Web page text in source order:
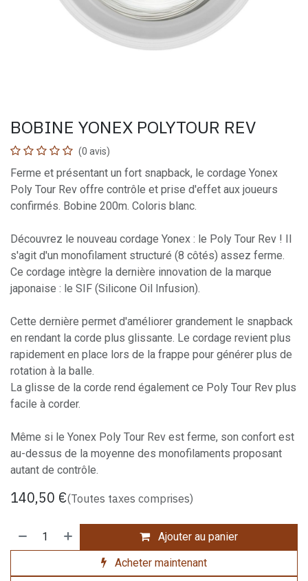
BOBINE YONEX POLYTOUR REV
(0 avis)
Ferme et présentant un fort snapback, le cordage Yonex
Poly Tour Rev offre contrôle et prise d'effet aux joueurs
confirmés. Bobine 200m. Coloris blanc.
Découvrez le nouveau cordage Yonex : le Poly Tour Rev ! Il
s'agit d'un monofilament structuré (8 côtés) assez ferme.
Ce cordage intègre la dernière innovation de la marque
japonaise : le SIF (Silicone Oil Infusion).
Cette dernière permet d'améliorer grandement le snapback
en rendant la corde plus glissante. Le cordage revient plus
rapidement en place lors de la frappe pour générer plus de
rotation à la balle.
La glisse de la corde rend également ce Poly Tour Rev plus
facile à corder.
Même si le Yonex Poly Tour Rev est ferme, son confort est
au-dessus de la moyenne des monofilaments proposant
autant de contrôle.
140,50 €(Toutes taxes comprises)
Ajouter au panier
Acheter maintenant